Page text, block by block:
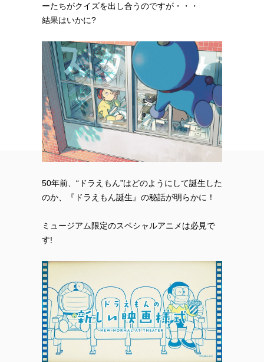
ーたちがクイズを出し合うのですが・・・
結果はいかに?
50年前、“ドラえもん”はどのようにして誕生した
のか、『ドラえもん誕生』の秘話が明らかに！
ミュージアム限定のスペシャルアニメは必見で
す!